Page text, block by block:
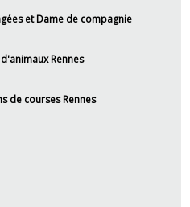
et Dame de compagnie
Rennes
de courses Rennes